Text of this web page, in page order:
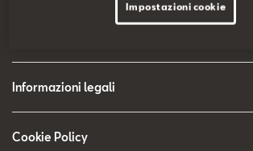
SEAT Usato Certificato
Contatti
Configuratore
Informazioni legali
Cookie Policy
Impostazioni cookie